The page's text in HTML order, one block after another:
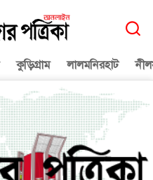
কুড়িগ্রাম লালমনিরহাট